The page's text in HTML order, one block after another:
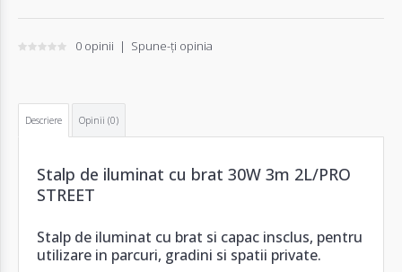
0 opinii | Spune-ţi opinia
Descriere Opinii (0)
Stalp de iluminat cu brat 30W 3m 2L/PRO
STREET
Stalp de iluminat cu brat si capac insclus, pentru
utilizare in parcuri, gradini si spatii private.